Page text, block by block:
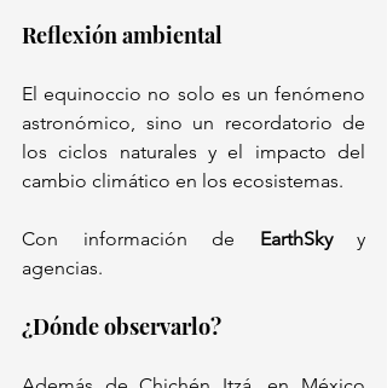
Reflexión ambiental
El equinoccio no solo es un fenómeno
astronómico, sino un recordatorio de
los ciclos naturales y el impacto del
cambio climático en los ecosistemas.
Con información de EarthSky y
agencias.
¿Dónde observarlo?